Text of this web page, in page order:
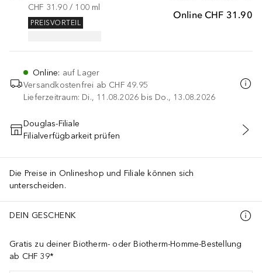
Online CHF 31.90
CHF 31.90 / 100 ml
PREISVORTEIL
Online: auf Lager
Versandkostenfrei ab CHF 49.95
Lieferzeitraum: Di., 11.08.2026 bis Do., 13.08.2026
IN DEN WARENKORB
Douglas-Filiale
Filialverfügbarkeit prüfen
Die Preise in Onlineshop und Filiale können sich
unterscheiden.
DEIN GESCHENK
Gratis zu deiner Biotherm- oder Biotherm-Homme-Bestellung
ab CHF 39*